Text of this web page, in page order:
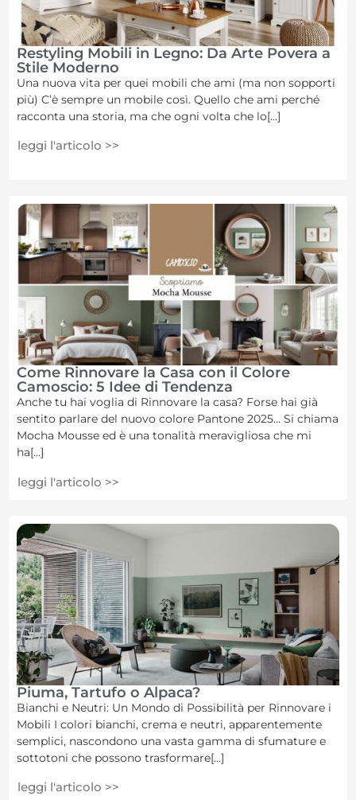
Restyling Mobili in Legno: Da Arte Povera a
Stile Moderno
Una nuova vita per quei mobili che ami (ma non sopporti
più) C’è sempre un mobile così. Quello che ami perché
racconta una storia, ma che ogni volta che lo[...]
leggi l'articolo >>
Come Rinnovare la Casa con il Colore
Camoscio: 5 Idee di Tendenza
Anche tu hai voglia di Rinnovare la casa? Forse hai già
sentito parlare del nuovo colore Pantone 2025… Si chiama
Mocha Mousse ed è una tonalità meravigliosa che mi
ha[...]
leggi l'articolo >>
Piuma, Tartufo o Alpaca?
Bianchi e Neutri: Un Mondo di Possibilità per Rinnovare i
Mobili I colori bianchi, crema e neutri, apparentemente
semplici, nascondono una vasta gamma di sfumature e
sottotoni che possono trasformare[...]
leggi l'articolo >>